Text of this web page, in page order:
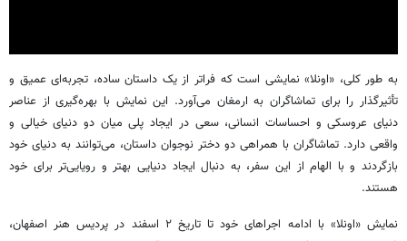
به طور کلی، «اونلا» نمایشی است که فراتر از یک داستان ساده، تجربه‌ای عمیق و
تأثیرگذار را برای تماشاگران به ارمغان می‌آورد. این نمایش با بهره‌گیری از عناصر
دنیای عروسکی و احساسات انسانی، سعی در ایجاد پلی میان دو دنیای خیالی و
واقعی دارد. تماشاگران با همراهی دو دختر نوجوان داستان، می‌توانند به دنیای خود
بازگردند و با الهام از این سفر، به دنبال ایجاد دنیایی بهتر و رویایی‌تر برای خود
هستند.
نمایش «اونلا
» با ادامه اجراهای خود تا تاریخ ۲ اسفند در پردیس هنر اصفهان،